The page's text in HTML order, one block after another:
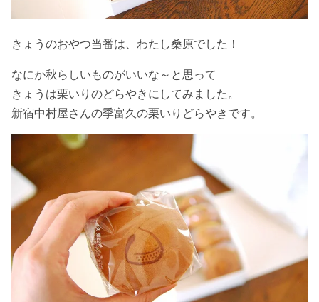
きょうのおやつ当番は、わたし桑原でした！
なにか秋らしいものがいいな～と思って
きょうは栗いりのどらやきにしてみました。
新宿中村屋さんの季富久の栗いりどらやきです。